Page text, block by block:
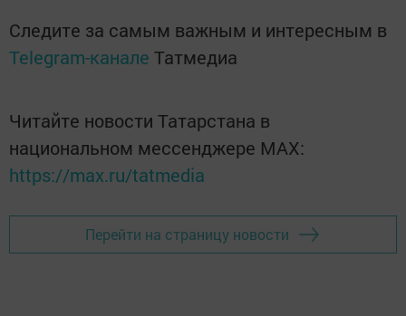
Следите за самым важным и интересным в
Telegram-канале Татмедиа
Читайте новости Татарстана в
национальном мессенджере MАХ:
https://max.ru/tatmedia
Перейти на страницу новости